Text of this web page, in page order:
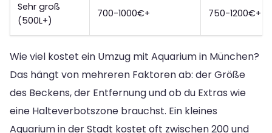
Sehr groß
(500L+)
700-1000€+ 750-1200€+
Wie viel kostet ein Umzug mit Aquarium in München?
Das hängt von mehreren Faktoren ab: der Größe
des Beckens, der Entfernung und ob du Extras wie
eine Halteverbotszone brauchst. Ein kleines
Aquarium in der Stadt kostet oft zwischen 200 und